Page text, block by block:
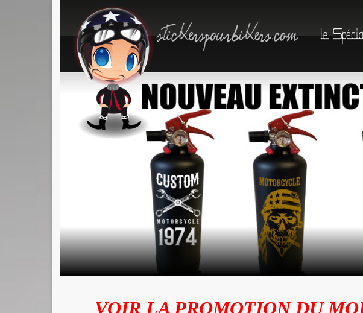
VOIR LA PROMOTION DU